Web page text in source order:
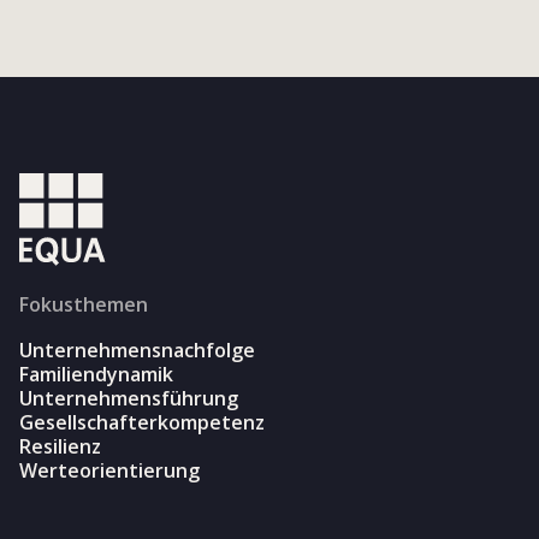
Fokusthemen
Unternehmensnachfolge
Familiendynamik
Unternehmensführung
Gesellschafterkompetenz
Resilienz
Werteorientierung